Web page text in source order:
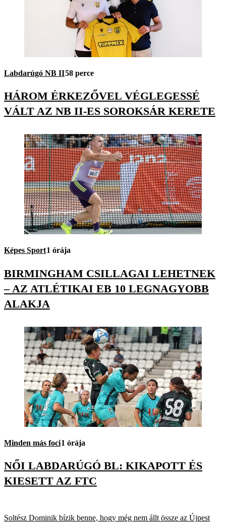
Labdarúgó NB II58 perce
HÁROM ÉRKEZŐVEL VÉGLEGESSÉ
VÁLT AZ NB II-ES SOROKSÁR KERETE
Képes Sport1 órája
BIRMINGHAM CSILLAGAI LEHETNEK
– AZ ATLÉTIKAI EB 10 LEGNAGYOBB
ALAKJA
Minden más foci1 órája
NŐI LABDARÚGÓ BL: KIKAPOTT ÉS
KIESETT AZ FTC
Soltész Dominik bízik benne, hogy még nem állt össze az Újpest